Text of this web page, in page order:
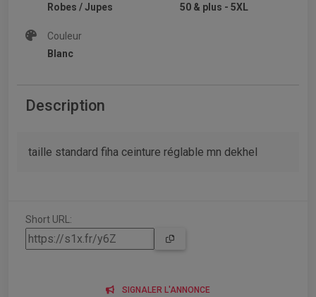
Robes / Jupes
50 & plus - 5XL
Couleur
Blanc
Description
taille standard fiha ceinture réglable mn dekhel
Short URL:
SIGNALER L'ANNONCE